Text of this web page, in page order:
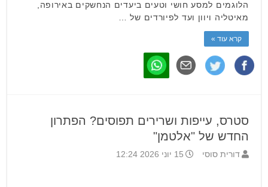
הלוגמים למסע חושי וטעים ביעדים הנחשקים באירופה,
מאיטליה ויוון ועד לפיורדים של …
קרא עוד »
סטרס, עייפות ושרירים תפוסים? הפתרון
החדש של "אלטמן"
דורית סוסי 15 יוני 2026 12:24